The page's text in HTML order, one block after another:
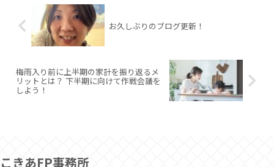
お久しぶりのブログ更新！
梅雨入り前に上半期の家計を振り返るメ
リットとは？ 下半期に向けて作戦会議を
しよう！
こきあFP事務所